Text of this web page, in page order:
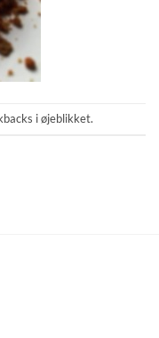
i øjeblikket.